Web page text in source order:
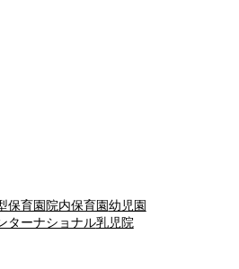
保育園 院内保育園幼児園
ターナショナル乳児院